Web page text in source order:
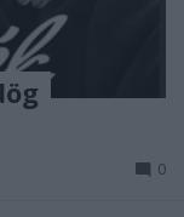
0